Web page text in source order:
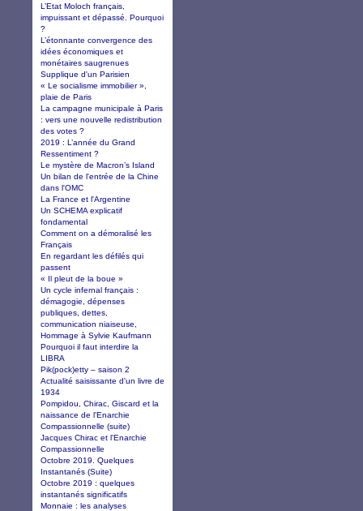
L’Etat Moloch français,
impuissant et dépassé. Pourquoi
?
L’étonnante convergence des
idées économiques et
monétaires saugrenues
Supplique d'un Parisien
« Le socialisme immobilier »,
plaie de Paris
La campagne municipale à Paris
: vers une nouvelle redistribution
des votes ?
2019 : L’année du Grand
Ressentiment ?
Le mystère de Macron’s Island
Un bilan de l'entrée de la Chine
dans l'OMC
La France et l'Argentine
Un SCHEMA explicatif
fondamental
Comment on a démoralisé les
Français
En regardant les défilés qui
passent
« Il pleut de la boue »
Un cycle infernal français :
démagogie, dépenses
publiques, dettes,
communication niaiseuse,
Hommage à Sylvie Kaufmann
Pourquoi il faut interdire la
LIBRA
Pik(pock)etty – saison 2
Actualité saisissante d'un livre de
1934
Pompidou, Chirac, Giscard et la
naissance de l'Enarchie
Compassionnelle (suite)
Jacques Chirac et l'Enarchie
Compassionnelle
Octobre 2019. Quelques
Instantanés (Suite)
Octobre 2019 : quelques
instantanés significatifs
Monnaie : les analyses